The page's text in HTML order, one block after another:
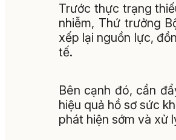
Trước thực trạng
nhiễm, Thứ trưởng
xếp lại nguồn lực,
tế.
Bên cạnh đó, cần
hiệu quả hồ sơ sức
phát hiện sớm và xử